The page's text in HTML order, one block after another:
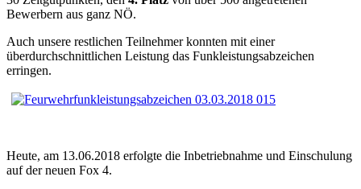
Bewerbern aus ganz NÖ.
Auch unsere restlichen Teilnehmer konnten mit einer
überdurchschnittlichen Leistung das Funkleistungsabzeichen
erringen.
Heute, am 13.06.2018 erfolgte die Inbetriebnahme und Einschulung
auf der neuen Fox 4.